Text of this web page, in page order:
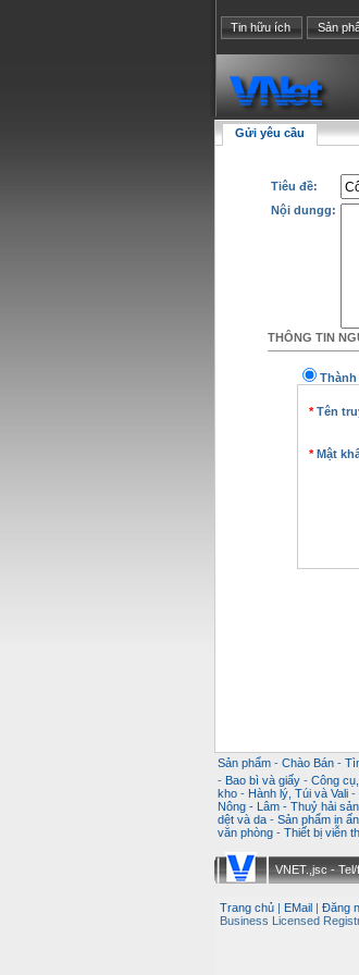
Tin hữu ích Sản
Gửi yêu cầu
Tiêu đề:
Nội dungg:
THÔNG TIN
Thành
*Tên
* Mật
Sản phẩm - Chào Bán -
- Bao bì và giấy - Công
kho - Hành lý, Túi và Vali -
Nông - Lâm - Thuỷ hải sản
dệt và da - Sản phẩm in
văn phòng - Thiết bị viễn
VNET.,jsc - Tel/
Trang chủ EMail Đăng
Business Licensed